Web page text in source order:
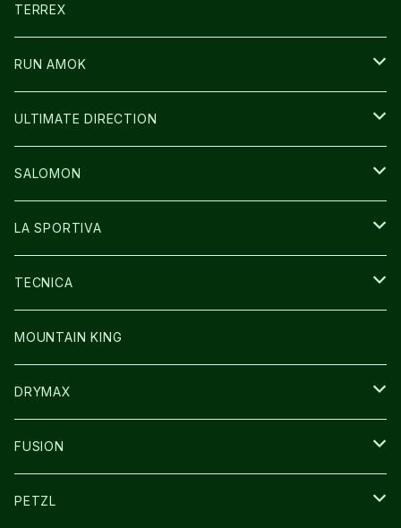
CARL HOERECKE
ICE TRUST
その他GOODS
WEAR
CAP/HAT
BAG
SHOES
WEAR
BAG
GLOVE
TERREX
RUN AMOK
WEAR
CAP/HAT
ULTIMATE DIRECTION
BAG
GLOVE
SOCKS
その他GOODS
SALOMON
SHOES
BAG
WEAR
GLOVE
LA SPORTIVA
SHOES
WEAR
CAP/HAT
TECNICA
SHOES
MOUNTAIN KING
DRYMAX
SOCKS
FUSION
その他GOODS
PETZL